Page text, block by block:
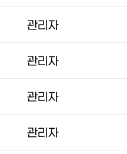
관리자
관리자
관리자
관리자